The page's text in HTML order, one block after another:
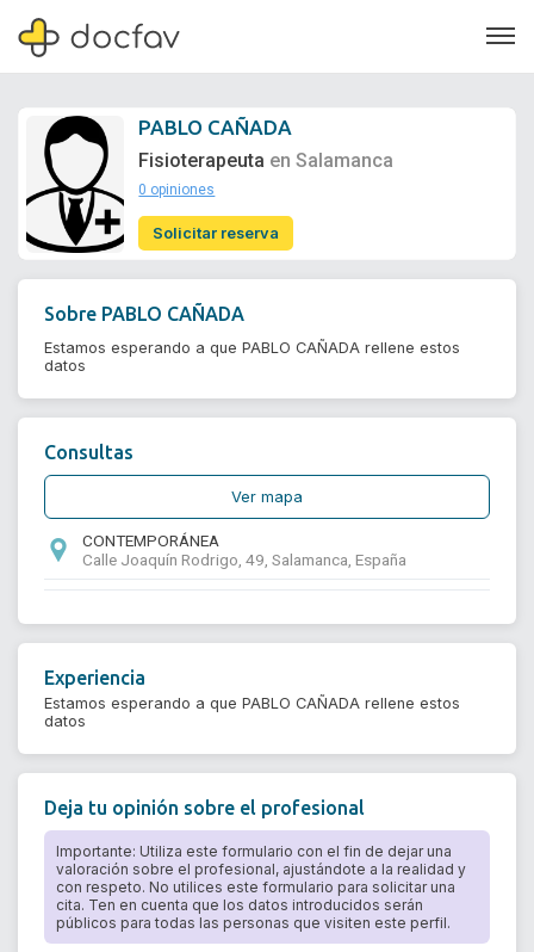
Soporte
¿Eres un doctor?
PABLO CAÑADA
Fisioterapeuta en Salamanca
0 opiniones
Solicitar reserva
Sobre PABLO CAÑADA
Estamos esperando a que PABLO CAÑADA rellene estos
datos
Consultas
Ver mapa
CONTEMPORÁNEA
Calle Joaquín Rodrigo, 49, Salamanca, España
Experiencia
Estamos esperando a que PABLO CAÑADA rellene estos
datos
Deja tu opinión sobre el profesional
Importante: Utiliza este formulario con el fin de dejar una
valoración sobre el profesional, ajustándote a la realidad y
con respeto. No utilices este formulario para solicitar una
cita. Ten en cuenta que los datos introducidos serán
públicos para todas las personas que visiten este perfil.